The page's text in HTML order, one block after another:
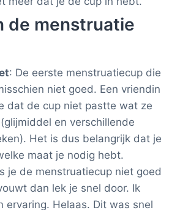
de menstruatie
: De eerste menstruatiecup die
niet goed. Een vriendin
dat de cup niet pastte wat ze
en verschillende
Het is dus belangrijk dat je
maat je nodig hebt.
je de menstruatiecup niet goed
dan lek je snel door. Ik
ervaring. Helaas. Dit was snel